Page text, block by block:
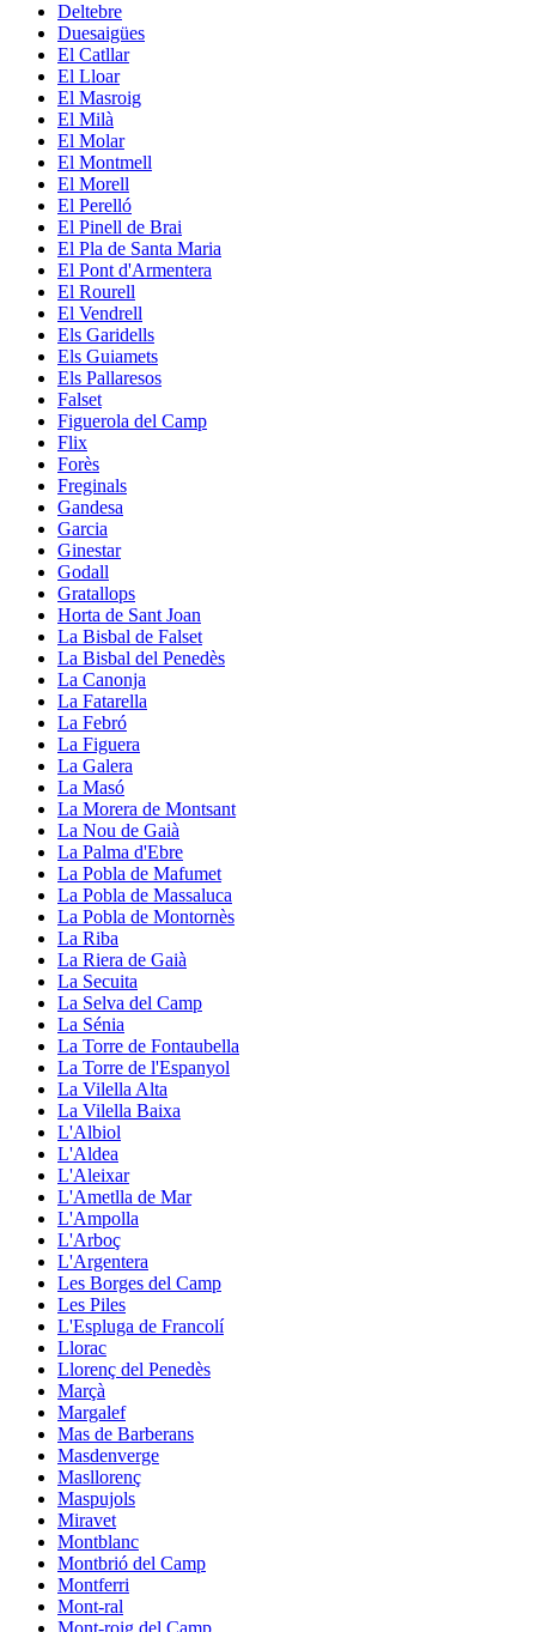
Deltebre
Duesaigües
El Catllar
El Lloar
El Masroig
El Milà
El Molar
El Montmell
El Morell
El Perelló
El Pinell de Brai
El Pla de Santa Maria
El Pont d'Armentera
El Rourell
El Vendrell
Els Garidells
Els Guiamets
Els Pallaresos
Falset
Figuerola del Camp
Flix
Forès
Freginals
Gandesa
Garcia
Ginestar
Godall
Gratallops
Horta de Sant Joan
La Bisbal de Falset
La Bisbal del Penedès
La Canonja
La Fatarella
La Febró
La Figuera
La Galera
La Masó
La Morera de Montsant
La Nou de Gaià
La Palma d'Ebre
La Pobla de Mafumet
La Pobla de Massaluca
La Pobla de Montornès
La Riba
La Riera de Gaià
La Secuita
La Selva del Camp
La Sénia
La Torre de Fontaubella
La Torre de l'Espanyol
La Vilella Alta
La Vilella Baixa
L'Albiol
L'Aldea
L'Aleixar
L'Ametlla de Mar
L'Ampolla
L'Arboç
L'Argentera
Les Borges del Camp
Les Piles
L'Espluga de Francolí
Llorac
Llorenç del Penedès
Marçà
Margalef
Mas de Barberans
Masdenverge
Masllorenç
Maspujols
Miravet
Montblanc
Montbrió del Camp
Montferri
Mont-ral
Mont-roig del Camp